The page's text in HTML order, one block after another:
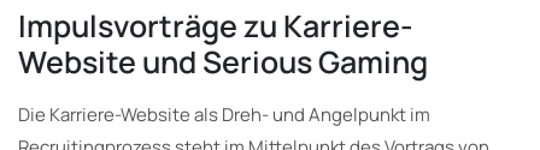
Impulsvorträge zu Karriere-
Website und Serious Gaming
Die Karriere-Website als Dreh- und Angelpunkt im